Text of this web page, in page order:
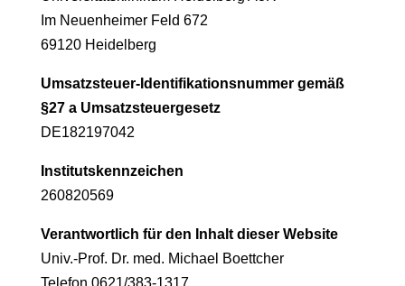
Im Neuenheimer Feld 672
69120 Heidelberg
Umsatzsteuer-Identifikationsnummer gemäß
§27 a Umsatzsteuergesetz
DE182197042
Institutskennzeichen
260820569
Verantwortlich für den Inhalt dieser Website
Univ.-Prof. Dr. med. Michael Boettcher
Telefon 0621/383-1317